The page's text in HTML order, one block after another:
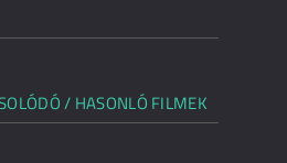
/ HASONLÓ FILMEK